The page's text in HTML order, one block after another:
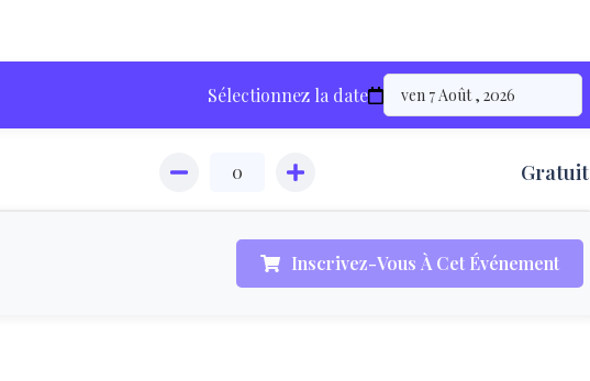
LOCATION
HÉBERGEMENT
Sélectionnez la date
Gratuit
Inscrivez-Vous À Cet Événement